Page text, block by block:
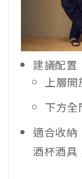
建議配置
上層
下方全
適合收納
酒杯酒具